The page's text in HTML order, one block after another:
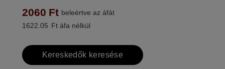
2060 Ft beleértve az áfát
1622.05 Ft áfa nélkül
Kereskedők keresése